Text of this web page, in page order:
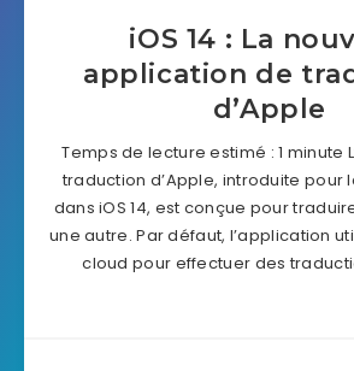
iOS 14 : La
application de
d’Apple
Temps de lecture estimé : 1 minute
traduction d’Apple, introduite pour
dans iOS 14, est conçue pour
une autre. Par défaut, l’application
cloud pour effectuer des